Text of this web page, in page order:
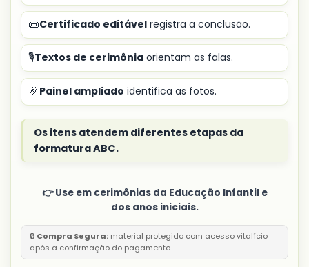
📜Certificado editável registra a conclusão.
🎙️Textos de cerimônia orientam as falas.
🎉Painel ampliado identifica as fotos.
Os itens atendem diferentes etapas da
formatura ABC.
👉 Use em cerimônias da Educação Infantil e
dos anos iniciais.
🔒 Compra Segura: material protegido com acesso vitalício
após a confirmação do pagamento.